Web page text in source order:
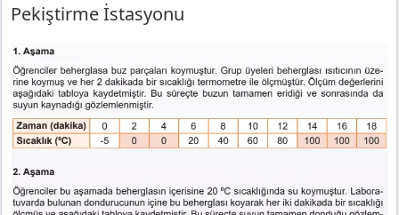
Pekiştirme İstasyonu